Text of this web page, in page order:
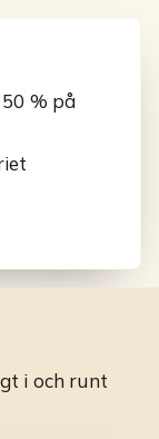
% på
i och runt